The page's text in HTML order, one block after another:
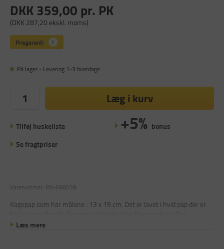
DKK 359,00 pr. PK
(DKK 287,20 ekskl. moms)
På lager - Levering 1-3 hverdage
Læg i kurv
Tilføj huskeliste +5% bonus
Se fragtpriser
Varenummer: PA-698039
Kagepap som har målene : 13 x 19 cm. Det er lavet i hvid pap der er
Læs mere